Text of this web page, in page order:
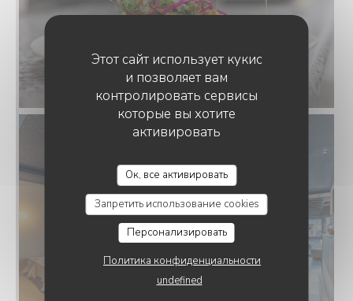
Этот сайт использует кукис
и позволяет вам
контролировать сервисы
которые вы хотите
активировать
Ок, все активировать
Запретить использование cookies
Персонализировать
Политика конфиденциальности
undefined
LES TROTTOIRS MARSEILLAIS